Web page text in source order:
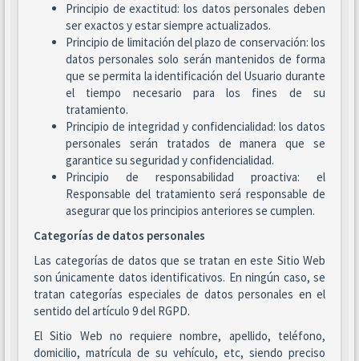
Principio de exactitud: los datos personales deben
ser exactos y estar siempre actualizados.
Principio de limitación del plazo de conservación: los
datos personales solo serán mantenidos de forma
que se permita la identificación del Usuario durante
el tiempo necesario para los fines de su
tratamiento.
Principio de integridad y confidencialidad: los datos
personales serán tratados de manera que se
garantice su seguridad y confidencialidad.
Principio de responsabilidad proactiva: el
Responsable del tratamiento será responsable de
asegurar que los principios anteriores se cumplen.
Categorías de datos personales
Las categorías de datos que se tratan en este Sitio Web
son únicamente datos identificativos. En ningún caso, se
tratan categorías especiales de datos personales en el
sentido del artículo 9 del RGPD.
El Sitio Web no requiere nombre, apellido, teléfono,
domicilio, matrícula de su vehículo, etc, siendo preciso